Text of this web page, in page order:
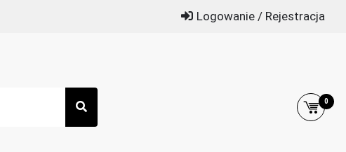
Logowanie / Rejestracja
0